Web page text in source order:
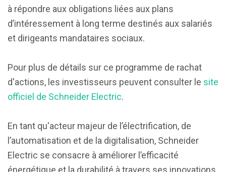
à répondre aux obligations liées aux plans
d’intéressement à long terme destinés aux salariés
et dirigeants mandataires sociaux.
Pour plus de détails sur ce programme de rachat
d'actions, les investisseurs peuvent consulter le site
officiel de Schneider Electric.
En tant qu'acteur majeur de l’électrification, de
l’automatisation et de la digitalisation, Schneider
Electric se consacre à améliorer l’efficacité
énergétique et la durabilité à travers ses innovations